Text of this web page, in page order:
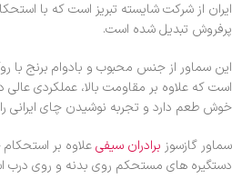
ایران از شرکت شایسته تبریز است که با
پرفروش تبدیل شده است.
این سماور از جنس محبوب و بادوام برنج
است که علاوه بر مقاومت بالا، عملکردی
خوش طعم دارد و تجربه نوشیدن چای ایرانی را
سماور گازسوز برادران سیفیعلاوه بر
دستگیره های مستحکم روی بدنه و روی درب